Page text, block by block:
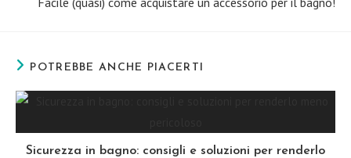
POTREBBE ANCHE PIACERTI
Sicurezza in bagno: consigli e soluzioni per renderlo